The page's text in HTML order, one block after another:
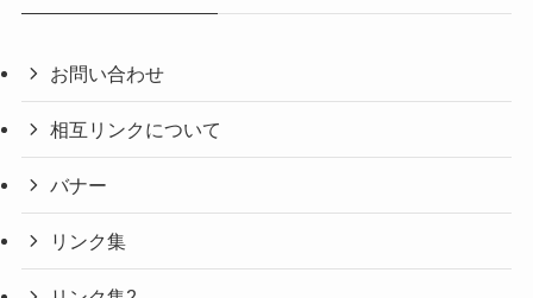
お問い合わせ
相互リンクについて
バナー
リンク集